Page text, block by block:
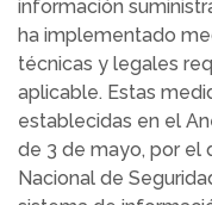
información
ha implementado
técnicas y legales
aplicable. Estas
establecidas en el
de 3 de mayo, por el
Nacional de